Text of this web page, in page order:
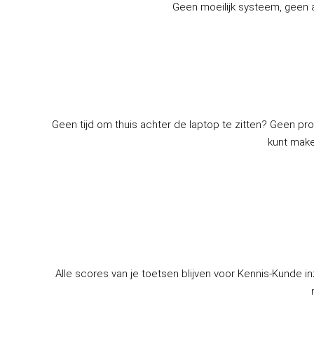
Geen moeilijk systeem,
Geen tijd om thuis achter de laptop te zitten? Geen
kunt
Alle scores van je toetsen blijven voor Kennis-Kunde